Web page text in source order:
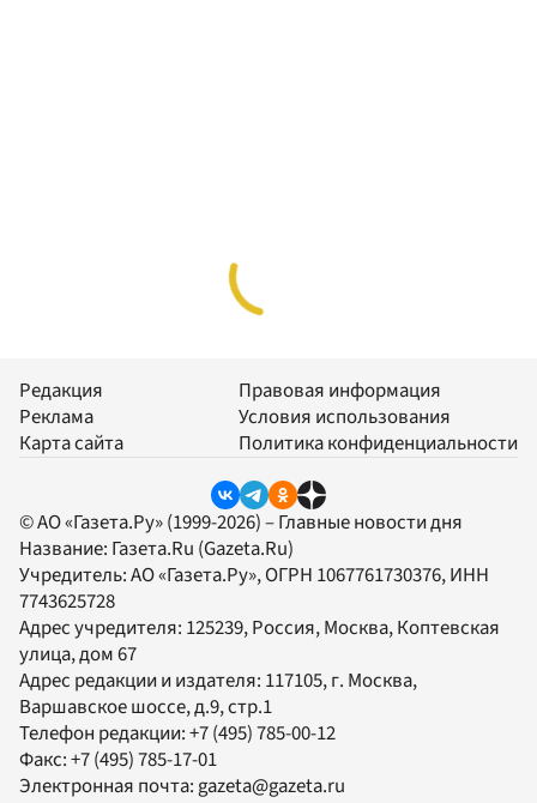
Редакция
Реклама
Карта сайта
Правовая информация
Условия использования
Политика конфиденциальности
© АО «Газета.Ру» (1999-2026) – Главные новости дня
Название: Газета.Ru (Gazeta.Ru)
Учредитель:АО «Газета.Ру», ОГРН 1067761730376, ИНН
7743625728
Адрес учредителя: 125239, Россия, Москва, Коптевская
улица, дом 67
Адрес редакции и издателя: 117105, г. Москва,
Варшавское шоссе, д.9, стр.1
Телефон редакции:+7 (495) 785-00-12
Факс:+7 (495) 785-17-01
Электронная почта:gazeta@gazeta.ru